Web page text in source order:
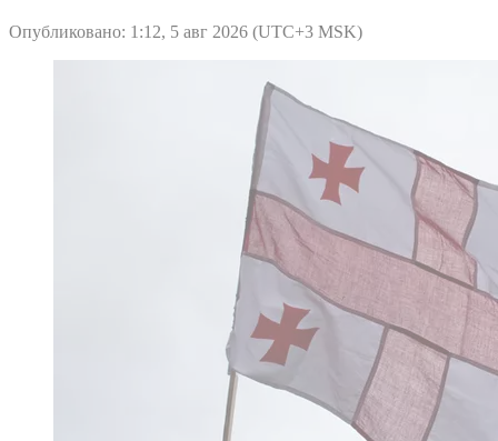
Опубликовано: 1:12, 5 авг 2026 (UTC+3 MSK)